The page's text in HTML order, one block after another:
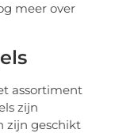
meer over
assortiment
zijn
zijn geschikt